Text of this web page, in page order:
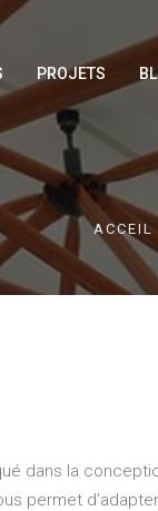
PROJETS
ACCEIL
dans la
permet